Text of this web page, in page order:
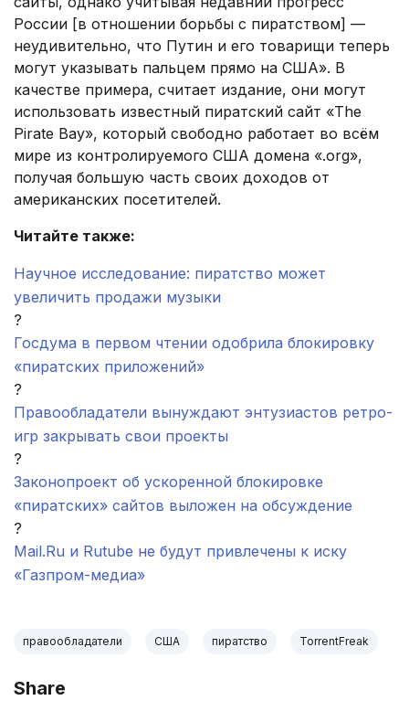
России [в отношении борьбы с пиратством] —
неудивительно, что Путин и его товарищи теперь
могут указывать пальцем прямо на США». В
качестве примера, считает издание, они могут
использовать известный пиратский сайт «The
Pirate Bay», который свободно работает во всём
мире из контролируемого США домена «.org»,
получая большую часть своих доходов от
американских посетителей.
Читайте также:
Научное исследование: пиратство может
увеличить продажи музыки
?
Госдума в первом чтении одобрила блокировку
«пиратских приложений»
?
Правообладатели вынуждают энтузиастов ретро-
игр закрывать свои проекты
?
Законопроект об ускоренной блокировке
«пиратских» сайтов выложен на обсуждение
?
Maіl.Ru и Rutube не будут привлечены к иску
«Газпром-медиа»
правообладатели США пиратство TorrentFreak
Share